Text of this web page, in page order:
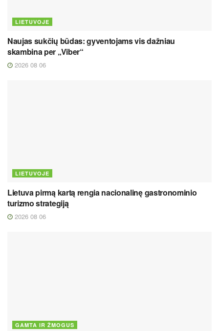
LIETUVOJE
Naujas sukčių būdas: gyventojams vis dažniau
skambina per „Viber“
2026 08 06
LIETUVOJE
Lietuva pirmą kartą rengia nacionalinę gastronominio
turizmo strategiją
2026 08 06
GAMTA IR ŽMOGUS